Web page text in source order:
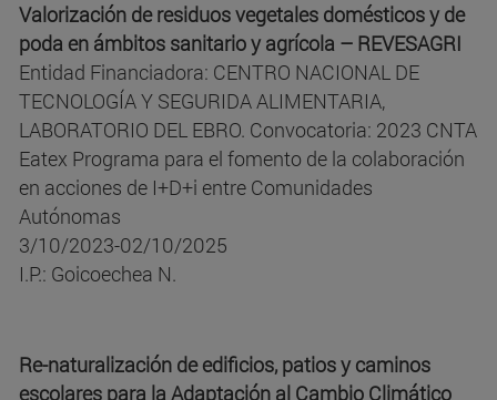
Valorización de residuos vegetales domésticos y de
poda en ámbitos sanitario y agrícola – REVESAGRI
Entidad Financiadora: CENTRO NACIONAL DE
TECNOLOGÍA Y SEGURIDA ALIMENTARIA,
LABORATORIO DEL EBRO. Convocatoria: 2023 CNTA
Eatex Programa para el fomento de la colaboración
en acciones de I+D+i entre Comunidades
Autónomas
3/10/2023-02/10/2025
I.P.: Goicoechea N.
Re-naturalización de edificios, patios y caminos
escolares para la Adaptación al Cambio Climático